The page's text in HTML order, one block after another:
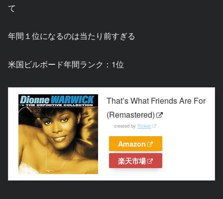
て
年間１位になるのは当たり前すぎる
米国ビルボード年間ランク：1位
That’s What Friends Are For
(Remastered)
created by Rinker
Amazon
楽天市場